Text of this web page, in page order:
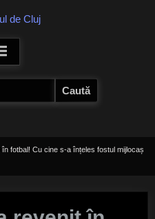
fotbal! Cu cine s-a înțeles fostul mijlocaș